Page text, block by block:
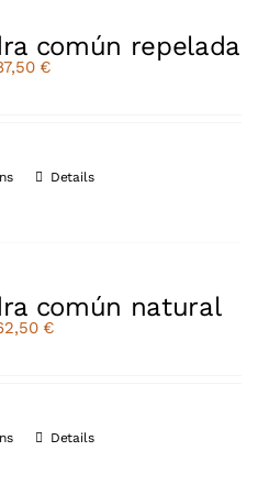
común repelada
€
Details
común natural
€
Details